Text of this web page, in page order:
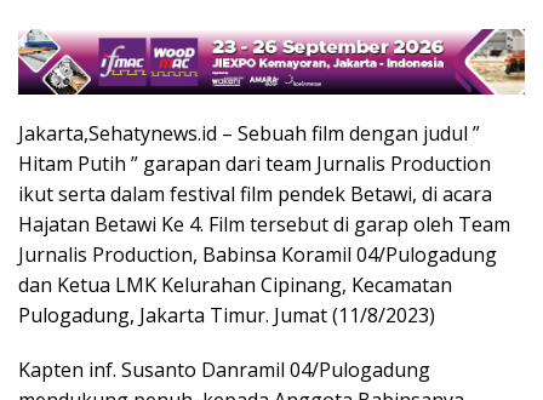
Jakarta,Sehatynews.id – Sebuah film dengan judul ”
Hitam Putih ” garapan dari team Jurnalis Production
ikut serta dalam festival film pendek Betawi, di acara
Hajatan Betawi Ke 4. Film tersebut di garap oleh Team
Jurnalis Production, Babinsa Koramil 04/Pulogadung
dan Ketua LMK Kelurahan Cipinang, Kecamatan
Pulogadung, Jakarta Timur. Jumat (11/8/2023)
Kapten inf. Susanto Danramil 04/Pulogadung